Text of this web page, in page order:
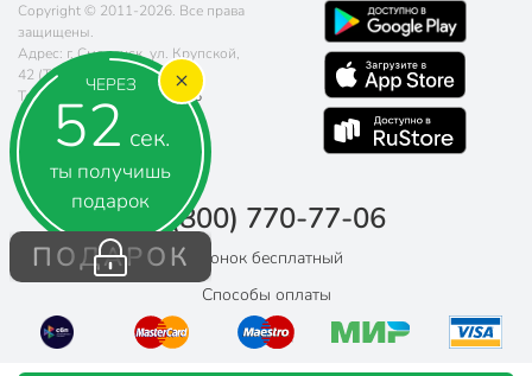
ЧЕРЕЗ
52 сек.
ты получишь
подарок
ПОДАРОК
Copyright © 2011-2026. Все права
защищены.
Адрес: г. Смоленск, ул. Крупской,
42 (ТЦ "Остров")
Телефон:
8 (800) 770-77-06
Почта:sales@poryadok.ru
8 (800) 770-77-06
Звонок бесплатный
Способы оплаты